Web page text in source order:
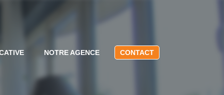
NOTRE AGENCE CONTACT